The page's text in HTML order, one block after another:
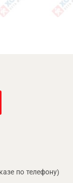
по телефону)